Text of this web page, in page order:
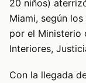
20 niños)
Miami, según
por el Ministerio
Interiores,
Con la llegada